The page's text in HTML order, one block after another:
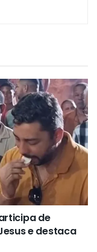
de
e destaca